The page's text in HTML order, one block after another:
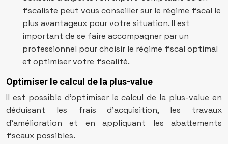
fiscaliste peut vous conseiller sur le régime fiscal le
plus avantageux pour votre situation. Il est
important de se faire accompagner par un
professionnel pour choisir le régime fiscal optimal
et optimiser votre fiscalité.
Optimiser le calcul de la plus-value
Il est possible d’optimiser le calcul de la plus-value en
déduisant les frais d’acquisition, les travaux
d’amélioration et en appliquant les abattements
fiscaux possibles.